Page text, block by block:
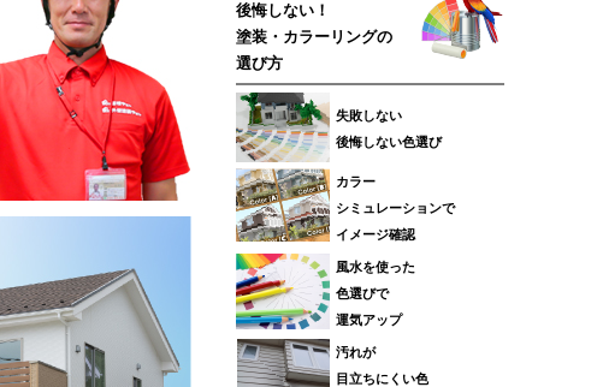
後悔しない！
塗装・カラーリングの
選び方
失敗しない
後悔しない色選び
カラー
シミュレーションで
イメージ確認
風水を使った
色選びで
運気アップ
汚れが
目立ちにくい色